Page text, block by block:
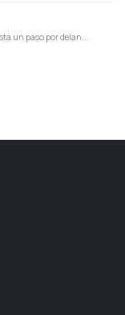
un paso por delan...